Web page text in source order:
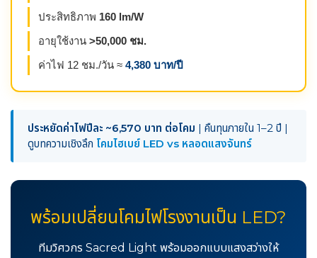
ประสิทธิภาพ 160 lm/W
อายุใช้งาน >50,000 ชม.
ค่าไฟ 12 ชม./วัน ≈ 4,380 บาท/ปี
ประหยัดค่าไฟปีละ ~6,570 บาท ต่อโคม | คืนทุนภายใน 1–2 ปี |
ดูบทความเชิงลึก โคมไฮเบย์ LED vs หลอดแสงจันทร์
พร้อมเปลี่ยนโคมไฟโรงงานเป็น LED?
ทีมวิศวกร Sacred Light พร้อมออกแบบแสงสว่างให้